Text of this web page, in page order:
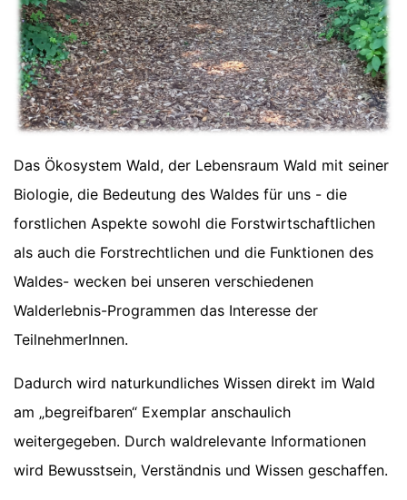
Das Ökosystem Wald, der Lebensraum Wald mit seiner
Biologie, die Bedeutung des Waldes für uns - die
forstlichen Aspekte sowohl die Forstwirtschaftlichen
als auch die Forstrechtlichen und die Funktionen des
Waldes- wecken bei unseren verschiedenen
Walderlebnis-Programmen das Interesse der
TeilnehmerInnen.
Dadurch wird naturkundliches Wissen direkt im Wald
am „begreifbaren“ Exemplar anschaulich
weitergegeben. Durch waldrelevante Informationen
wird Bewusstsein, Verständnis und Wissen geschaffen.